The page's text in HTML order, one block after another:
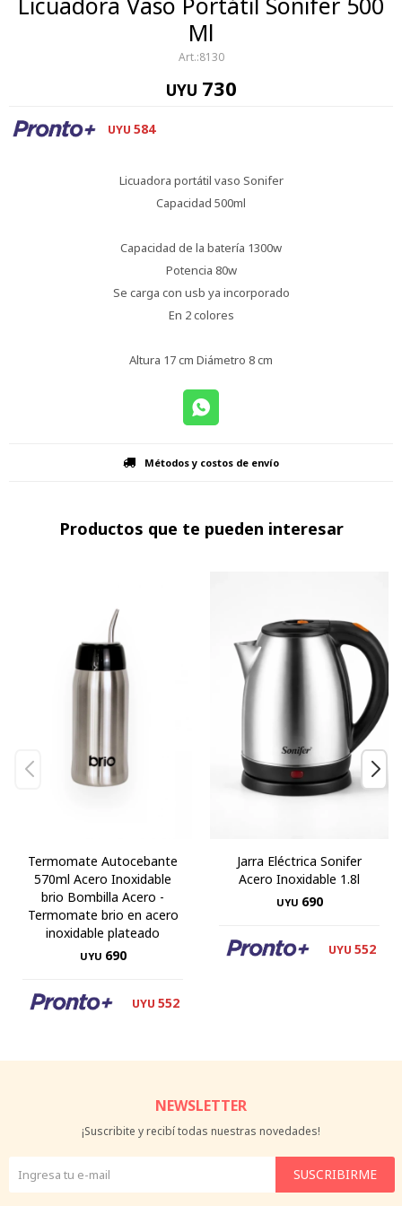
Ml
8130
UYU 730
UYU 584
Licuadora portátil vaso Sonifer
Capacidad 500ml
Capacidad de la batería 1300w
Potencia 80w
Se carga con usb ya incorporado
En 2 colores
Altura 17 cm Diámetro 8 cm
Métodos y costos de envío
Productos que te pueden interesar
Termomate Autocebante
570ml Acero Inoxidable
brio Bombilla Acero -
Termomate brio en acero
inoxidable plateado
UYU 690
UYU 552
Jarra Eléctrica Sonifer
Acero Inoxidable 1.8l
UYU 690
UYU 552
NEWSLETTER
¡Suscribite y recibí todas nuestras novedades!
SUSCRIBIRME